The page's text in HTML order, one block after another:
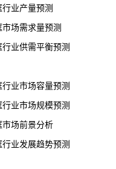
业产量预测
场需求量预测
业供需平衡预测
业市场容量预测
业市场规模预测
场前景分析
业发展趋势预测